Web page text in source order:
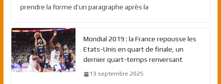
prendre la forme d’un paragraphe après la
Mondial 2019 : la France repousse les
Etats-Unis en quart de finale, un
dernier quart-temps renversant
13 septembre 2025